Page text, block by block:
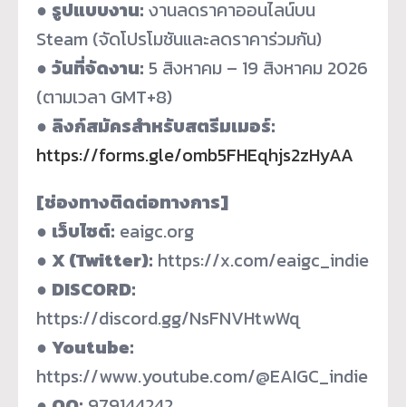
● รูปแบบงาน: งานลดราคาออนไลน์บน
Steam (จัดโปรโมชันและลดราคาร่วมกัน)
● วันที่จัดงาน: 5 สิงหาคม – 19 สิงหาคม 2026
(ตามเวลา GMT+8)
● ลิงก์สมัครสำหรับสตรีมเมอร์:
https://forms.gle/omb5FHEqhjs2zHyAA
[ช่องทางติดต่อทางการ]
● เว็บไซต์: eaigc.org
● X (Twitter): https://x.com/eaigc_indie
● DISCORD:
https://discord.gg/NsFNVHtwWq
● Youtube:
https://www.youtube.com/@EAIGC_indie